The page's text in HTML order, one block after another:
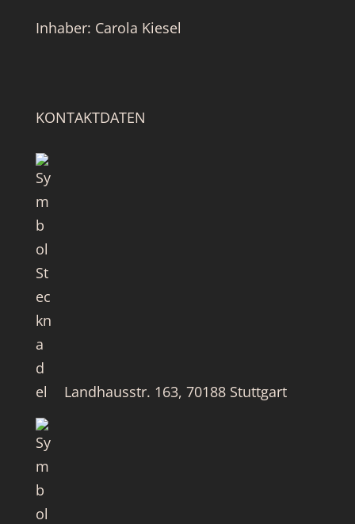
Inhaber: Carola Kiesel
KONTAKTDATEN
Landhausstr. 163, 70188 Stuttgart